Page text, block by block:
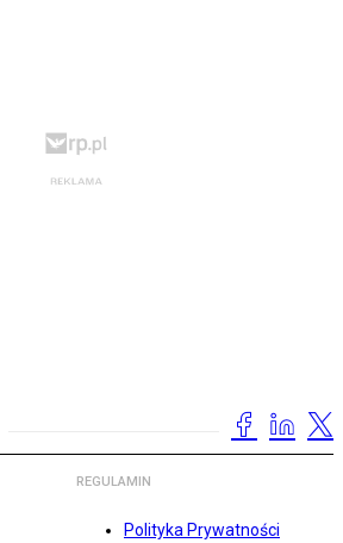
REGULAMIN
Polityka Prywatności